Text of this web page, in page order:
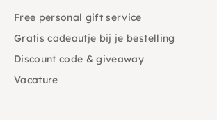
Free personal gift service
Gratis cadeautje bij je bestelling
Discount code & giveaway
Vacature